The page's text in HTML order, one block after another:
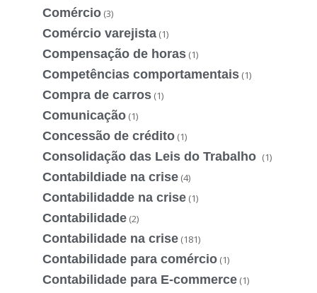
Comércio (3)
Comércio varejista (1)
Compensação de horas (1)
Competências comportamentais (1)
Compra de carros (1)
Comunicação (1)
Concessão de crédito (1)
Consolidação das Leis do Trabalho (1)
Contabildiade na crise (4)
Contabilidadde na crise (1)
Contabilidade (2)
Contabilidade na crise (181)
Contabilidade para comércio (1)
Contabilidade para E-commerce (1)